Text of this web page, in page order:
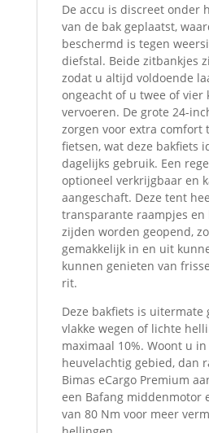
De accu is discreet onder
van de bak geplaatst,
beschermd is tegen
diefstal. Beide zitbankjes
zodat u altijd voldoende
ongeacht of u twee of
vervoeren. De grote 24-
zorgen voor extra comfort
fietsen, wat deze bakfiets
dagelijks gebruik. Een
optioneel verkrijgbaar en
aangeschaft. Deze tent
transparante raampjes en
zijden worden geopend,
gemakkelijk in en uit
kunnen genieten van
rit.
Deze bakfiets is uitermate
vlakke wegen of lichte
maximaal 10%. Woont u in
heuvelachtig gebied, dan
Bimas eCargo Premium
een Bafang middenmotor
van 80 Nm voor meer